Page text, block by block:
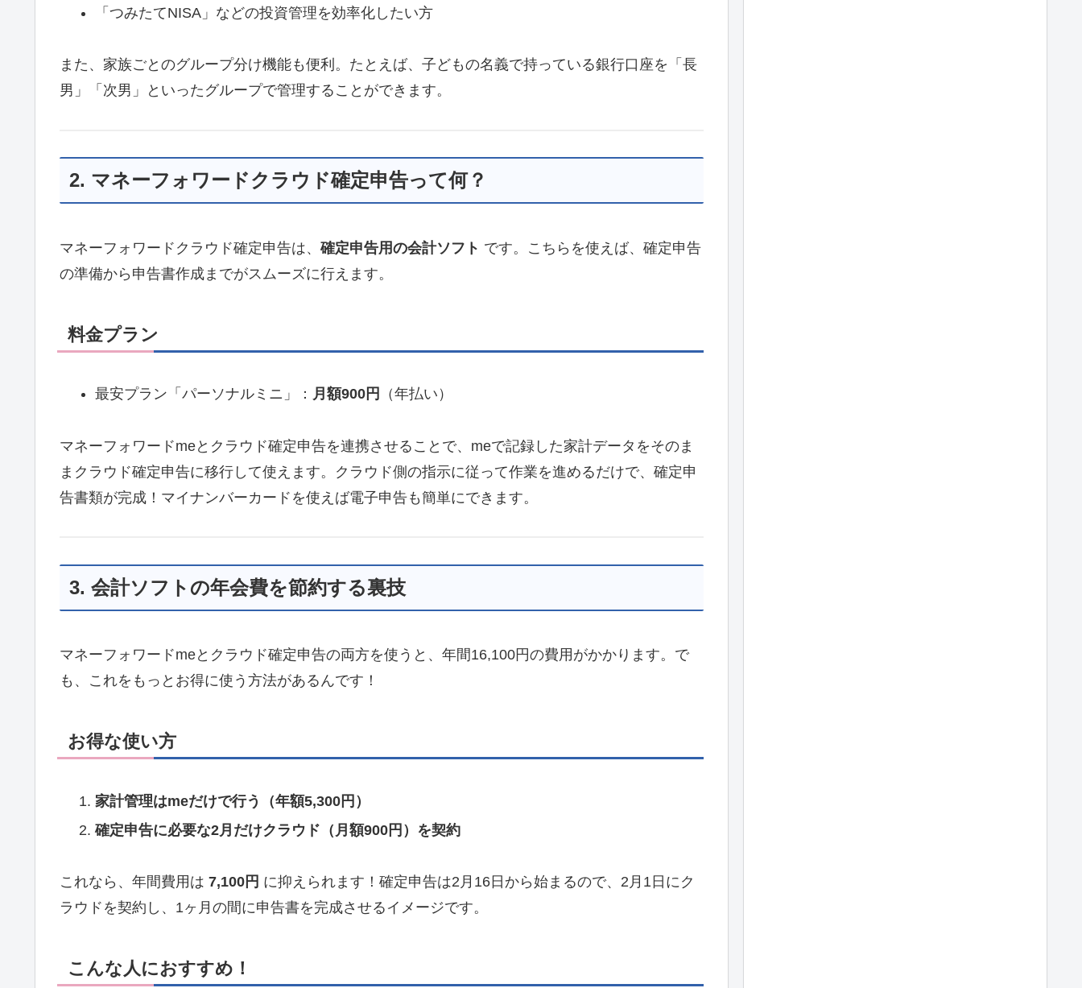
「つみたてNISA」などの投資管理を効率化したい方
また、家族ごとのグループ分け機能も便利。たとえば、子どもの名義で持っている銀行口座を「長
男」「次男」といったグループで管理することができます。
2. マネーフォワードクラウド確定申告って何？
マネーフォワードクラウド確定申告は、確定申告用の会計ソフト です。こちらを使えば、確定申告
の準備から申告書作成までがスムーズに行えます。
料金プラン
最安プラン「パーソナルミニ」： 月額900円 （年払い）
マネーフォワードmeとクラウド確定申告を連携させることで、meで記録した家計データをそのま
まクラウド確定申告に移行して使えます。クラウド側の指示に従って作業を進めるだけで、確定申
告書類が完成！マイナンバーカードを使えば電子申告も簡単にできます。
3. 会計ソフトの年会費を節約する裏技
マネーフォワードmeとクラウド確定申告の両方を使うと、年間16,100円の費用がかかります。で
も、これをもっとお得に使う方法があるんです！
お得な使い方
家計管理はmeだけで行う（年額5,300円）
確定申告に必要な2月だけクラウド（月額900円）を契約
これなら、年間費用は 7,100円 に抑えられます！確定申告は2月16日から始まるので、2月1日にク
ラウドを契約し、1ヶ月の間に申告書を完成させるイメージです。
こんな人におすすめ！